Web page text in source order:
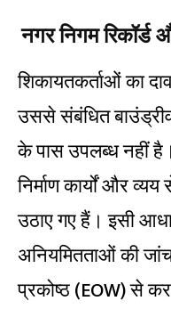
नगर निगम रिकॉर्ड
शिकायतकर्ताओं का
उससे संबंधित
के पास उपलब्ध नहीं
निर्माण कार्यों और
उठाए गए हैं। इसी
अनियमितताओं की
प्रकोष्ठ (EOW) से